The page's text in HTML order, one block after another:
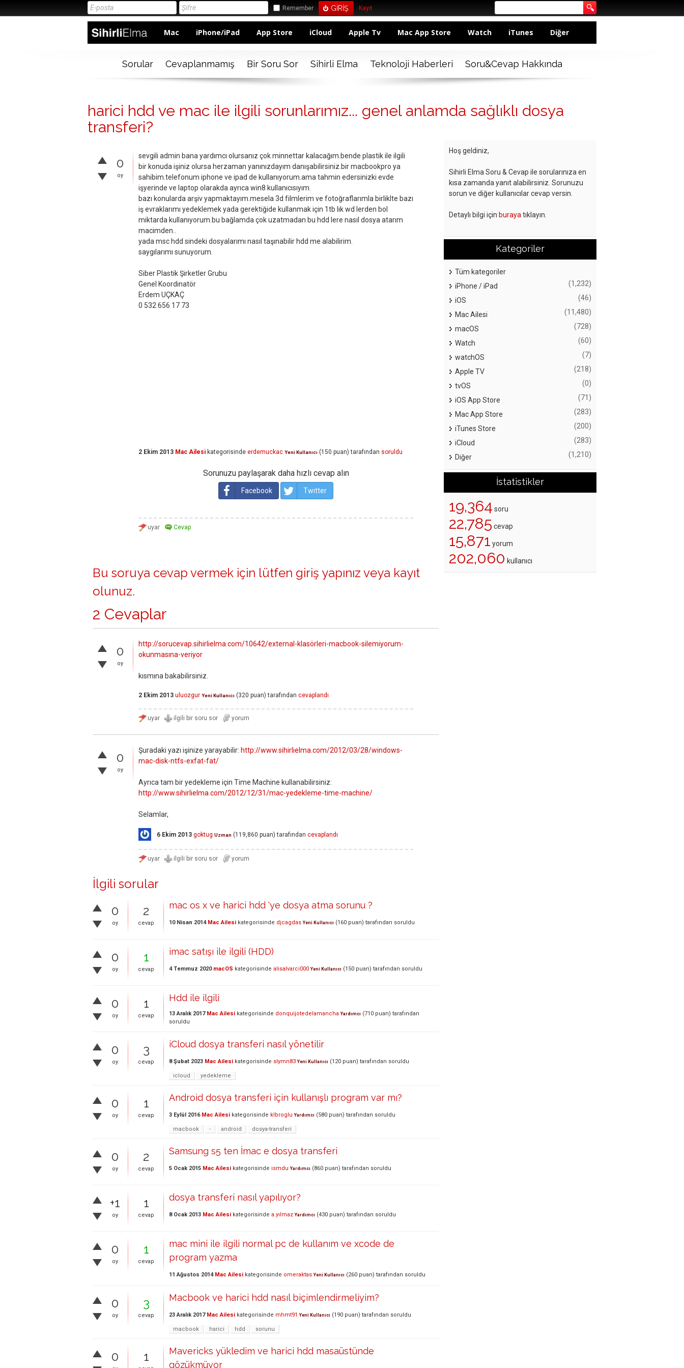
Remember Kayıt
Mac iPhone/iPad App Store iCloud Apple Tv Mac App Store Watch iTunes Diğer
Sorular Cevaplanmamış Bir Soru Sor Sihirli Elma Teknoloji Haberleri Soru&Cevap Hakkında
harici hdd ve mac ile ilgili sorunlarımız... genel anlamda sağlıklı dosya
transferi?
0
oy
sevgili admin bana yardımcı olursanız çok minnettar kalacağım.bende plastik ile ilgili
bir konuda işiniz olursa herzaman yanınızdayım danışabilirsiniz.bir macbookpro ya
sahibim.telefonum iphone ve ipad de kullanıyorum.ama tahmin edersinizki evde
işyerinde ve laptop olarakda ayrıca win8 kullanıcısıyım.
bazı konularda arşiv yapmaktayım.mesela 3d filmlerim ve fotoğraflarımla birliklte bazı
iş evraklarımı yedeklemek yada gerektiğide kullanmak için 1tb lık wd lerden bol
miktarda kullanıyorum.bu bağlamda çok uzatmadan bu hdd lere nasıl dosya atarım
macimden..
yada msc hdd sindeki dosyalarımı nasıl taşınabilir hdd me alabilirim.
saygılarımı sunuyorum.
Siber Plastik Şirketler Grubu
Genel Koordinatör
Erdem UÇKAÇ
0 532 656 17 73
2 Ekim 2013 Mac Ailesi kategorisinde erdemuckac Yeni Kullanıcı (150 puan) tarafından soruldu
Sorunuzu paylaşarak daha hızlı cevap alın
Facebook Twitter
Bu soruya cevap vermek için lütfen giriş yapınız veya kayıt
olunuz.
2 Cevaplar
0
oy
http://sorucevap.sihirlielma.com/10642/external-klasörleri-macbook-silemiyorum-
okunmasına-veriyor
kısmına bakabilirsiniz.
2 Ekim 2013 uluozgur Yeni Kullanıcı (320 puan) tarafından cevaplandı
0
oy
Şuradaki yazı işinize yarayabilir: http://www.sihirlielma.com/2012/03/28/windows-
mac-disk-ntfs-exfat-fat/
Ayrıca tam bir yedekleme için Time Machine kullanabilirsiniz:
http://www.sihirlielma.com/2012/12/31/mac-yedekleme-time-machine/
Selamlar,
6 Ekim 2013 goktug Uzman (119,860 puan) tarafından cevaplandı
İlgili sorular
0
oy
2
cevap
mac os x ve harici hdd 'ye dosya atma sorunu ?
10 Nisan 2014 Mac Ailesi kategorisinde djcagdas Yeni Kullanıcı (160 puan) tarafından soruldu
0
oy
1
cevap
imac satışı ile ilgili (HDD)
4 Temmuz 2020 macOS kategorisinde alisalvarci000 Yeni Kullanıcı (150 puan) tarafından soruldu
0
oy
1
cevap
Hdd ile ilgili
13 Aralık 2017 Mac Ailesi kategorisinde donquijotedelamancha Yardımcı (710 puan) tarafından
soruldu
0
oy
3
cevap
iCloud dosya transferi nasıl yönetilir
8 Şubat 2023 Mac Ailesi kategorisinde slymn83 Yeni Kullanıcı (120 puan) tarafından soruldu
icloud yedekleme
0
oy
1
cevap
Android dosya transferi için kullanışlı program var mı?
3 Eylül 2016 Mac Ailesi kategorisinde klbroglu Yardımcı (580 puan) tarafından soruldu
macbook - android dosya-transferi
0
oy
2
cevap
Samsung s5 ten İmac e dosya transferi
5 Ocak 2015 Mac Ailesi kategorisinde ismdu Yardımcı (860 puan) tarafından soruldu
+1
oy
1
cevap
dosya transferi nasıl yapılıyor?
8 Ocak 2013 Mac Ailesi kategorisinde a.yılmaz Yardımcı (430 puan) tarafından soruldu
0
oy
1
cevap
mac mini ile ilgili normal pc de kullanım ve xcode de
program yazma
11 Ağustos 2014 Mac Ailesi kategorisinde omeraktas Yeni Kullanıcı (260 puan) tarafından soruldu
0
oy
3
cevap
Macbook ve harici hdd nasıl biçimlendirmeliyim?
23 Aralık 2017 Mac Ailesi kategorisinde mhmt91 Yeni Kullanıcı (190 puan) tarafından soruldu
macbook harici hdd sorunu
0 1
Mavericks yükledim ve harici hdd masaüstünde
gözükmüyor
Hoş geldiniz,
Sihirli Elma Soru & Cevap ile sorularınıza en
kısa zamanda yanıt alabilirsiniz. Sorunuzu
sorun ve diğer kullanıcılar cevap versin.
Detaylı bilgi için buraya tıklayın.
Kategoriler
Tüm kategoriler
iPhone / iPad
(1,232)
iOS (46)
Mac Ailesi (11,480)
macOS (728)
Watch (60)
watchOS (7)
Apple TV (218)
tvOS (0)
iOS App Store (71)
Mac App Store (283)
iTunes Store (200)
iCloud (283)
Diğer (1,210)
İstatistikler
19,364 soru
22,785 cevap
15,871 yorum
202,060 kullanıcı